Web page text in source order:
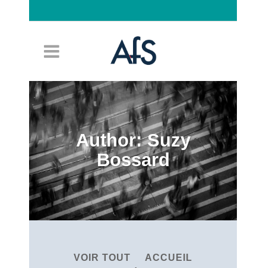
Author: Suzy
Bossard
VOIR TOUT
ACCUEIL